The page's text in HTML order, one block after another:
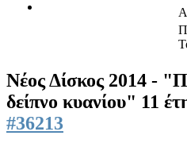
Νέος Δίσκος 2014 -
δείπνο κυανίου" 11
#36213